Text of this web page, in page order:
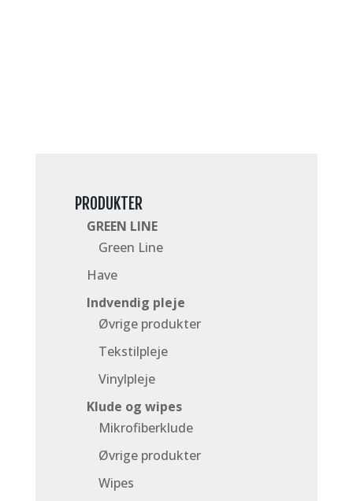
PRODUKTER
GREEN LINE
Green Line
Have
Indvendig pleje
Øvrige produkter
Tekstilpleje
Vinylpleje
Klude og wipes
Mikrofiberklude
Øvrige produkter
Wipes